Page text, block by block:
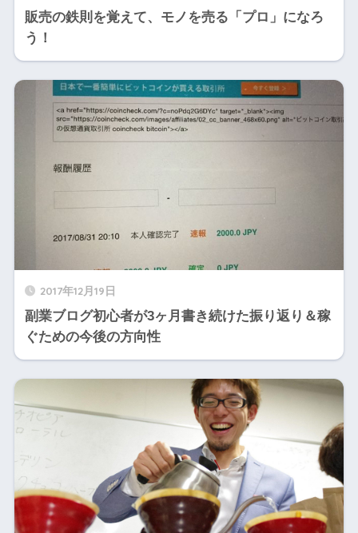
販売の鉄則を覚えて、モノを売る「プロ」になろ
う！
2017年12月19日
副業ブログ初心者が3ヶ月書き続けた振り返り＆稼
ぐための今後の方向性